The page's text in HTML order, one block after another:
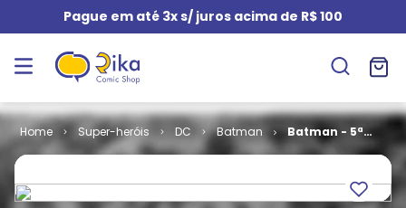
Pague em até 3x s/ juros acima de R$ 100
Super-heróis DC Batman
Batman - 5ª
Série # 16